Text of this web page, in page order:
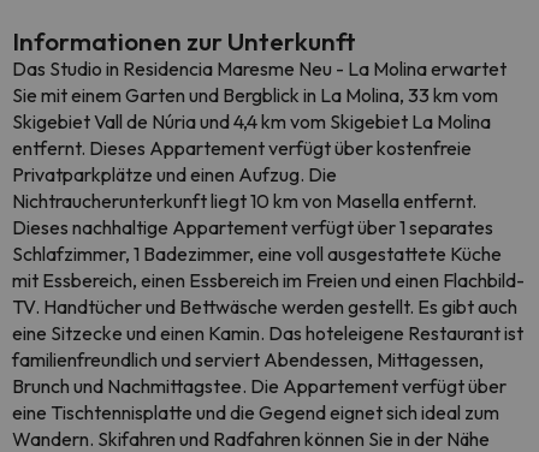
Informationen zur Unterkunft
Das Studio in Residencia Maresme Neu - La Molina erwartet
Sie mit einem Garten und Bergblick in La Molina, 33 km vom
Skigebiet Vall de Núria und 4,4 km vom Skigebiet La Molina
entfernt. Dieses Appartement verfügt über kostenfreie
Privatparkplätze und einen Aufzug. Die
Nichtraucherunterkunft liegt 10 km von Masella entfernt.
Dieses nachhaltige Appartement verfügt über 1 separates
Schlafzimmer, 1 Badezimmer, eine voll ausgestattete Küche
mit Essbereich, einen Essbereich im Freien und einen Flachbild-
TV. Handtücher und Bettwäsche werden gestellt. Es gibt auch
eine Sitzecke und einen Kamin. Das hoteleigene Restaurant ist
familienfreundlich und serviert Abendessen, Mittagessen,
Brunch und Nachmittagstee. Die Appartement verfügt über
eine Tischtennisplatte und die Gegend eignet sich ideal zum
Wandern. Skifahren und Radfahren können Sie in der Nähe